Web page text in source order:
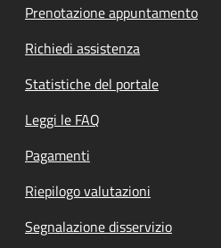
Prenotazione appuntamento
Richiedi assistenza
Statistiche del portale
Leggi le FAQ
Pagamenti
Riepilogo valutazioni
Segnalazione disservizio